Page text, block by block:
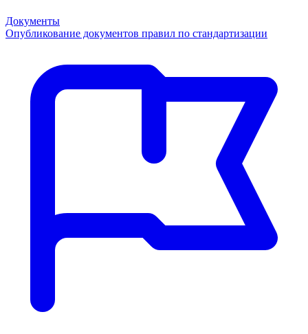
Документы
Опубликование документов правил по стандартизации